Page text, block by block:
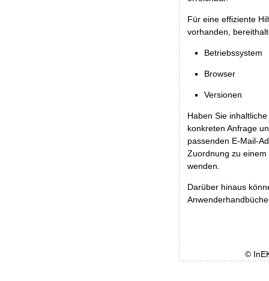
Für eine effiziente
vorhanden,
Betriebssystem
Browser
Versionen
Haben Sie
konkreten Anfrage
passenden E-Mail-
Zuordnung zu
wenden.
Darüber hinaus
©